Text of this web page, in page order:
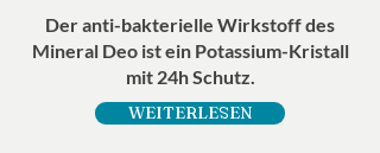
Der anti-bakterielle Wirkstoff des
Mineral Deo ist ein Potassium-Kristall
mit 24h Schutz.
WEITERLESEN